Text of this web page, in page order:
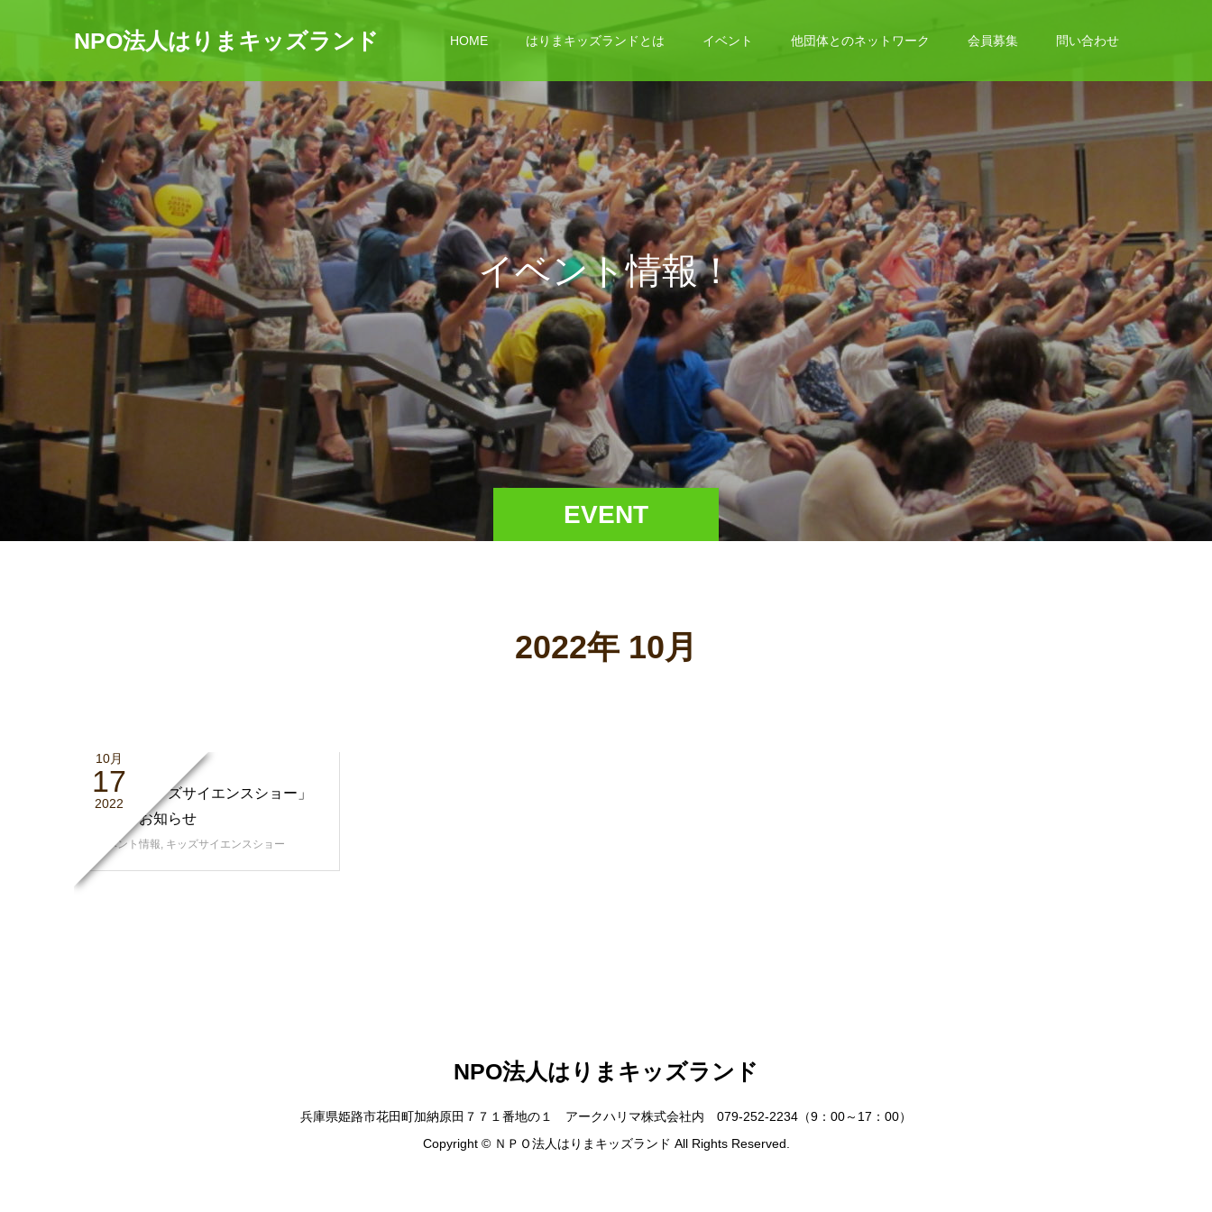
NPO法人はりまキッズランド HOME はりまキッズランドとは イベント 他団体とのネットワーク 会員募集 問い合わせ
EVENT
イベント情報！
2022年 10月
10月
17
2022
「宇宙キッズサイエンスショー」
開催のお知らせ
イベント情報, キッズサイエンスショー
NPO法人はりまキッズランド
兵庫県姫路市花田町加納原田７７１番地の１ アークハリマ株式会社内 079-252-2234（9：00～17：00）
Copyright © ＮＰＯ法人はりまキッズランド All Rights Reserved.